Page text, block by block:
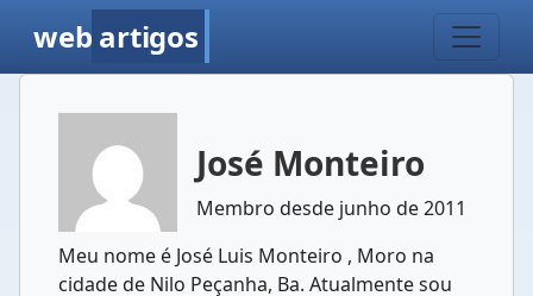
web artigos
José Monteiro
Membro desde junho de 2011
Meu nome é José Luis Monteiro , Moro na
cidade de Nilo Peçanha, Ba. Atualmente sou